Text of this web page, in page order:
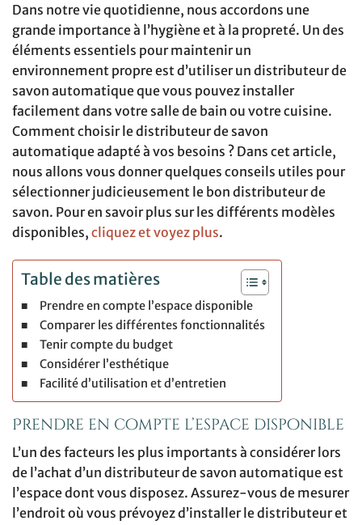
Dans notre vie quotidienne, nous accordons une
grande importance à l’hygiène et à la propreté. Un des
éléments essentiels pour maintenir un
environnement propre est d’utiliser un distributeur de
savon automatique que vous pouvez installer
facilement dans votre salle de bain ou votre cuisine.
Comment choisir le distributeur de savon
automatique adapté à vos besoins ? Dans cet article,
nous allons vous donner quelques conseils utiles pour
sélectionner judicieusement le bon distributeur de
savon. Pour en savoir plus sur les différents modèles
disponibles, cliquez et voyez plus.
Table des matières
Prendre en compte l’espace disponible
Comparer les différentes fonctionnalités
Tenir compte du budget
Considérer l’esthétique
Facilité d’utilisation et d’entretien
Prendre en compte l’espace disponible
L’un des facteurs les plus importants à considérer lors
de l’achat d’un distributeur de savon automatique est
l’espace dont vous disposez. Assurez-vous de mesurer
l’endroit où vous prévoyez d’installer le distributeur et